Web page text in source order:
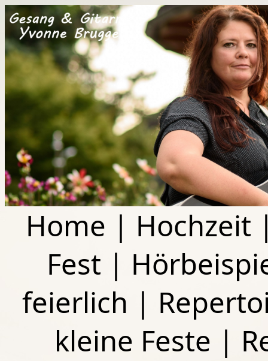
Home | Hochzeit
Fest |
feierlich |
kleine Feste |